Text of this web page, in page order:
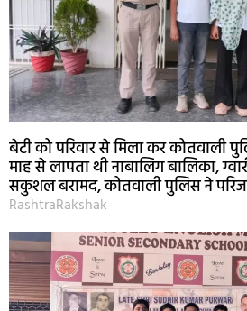
बेटी को परिवार से मिला कर कोतवाली
माह से लापता थी नाबालिग बालिका,
सकुशल बरामद, कोतवाली पुलिस ने
RashtraRakshak